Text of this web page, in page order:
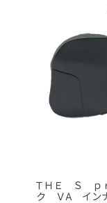
ＴＨＥ Ｓ ｐ
ク ＶA インナ